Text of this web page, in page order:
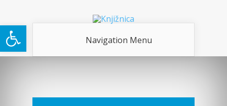
Open toolbar Navigation Menu